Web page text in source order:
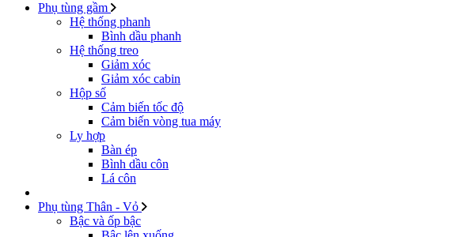
Phụ tùng gầm
Hệ thống phanh
Bình dầu phanh
Hệ thống treo
Giảm xóc
Giảm xóc cabin
Hộp số
Cảm biến tốc độ
Cảm biến vòng tua máy
Ly hợp
Bàn ép
Bình dầu côn
Lá côn
Phụ tùng Thân - Vỏ
Bậc và ốp bậc